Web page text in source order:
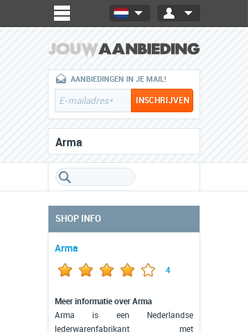
AANBIEDINGEN IN JE MAIL!
Arma
SHOP INFO
Arma
4
Meer informatie over Arma
Arma is een Nederlandse
lederwarenfabrikant met